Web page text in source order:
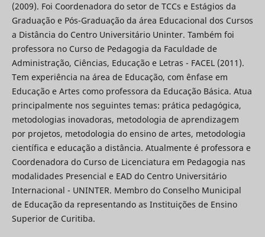
(2009). Foi Coordenadora do setor de TCCs e Estágios da
Graduação e Pós-Graduação da área Educacional dos Cursos
a Distância do Centro Universitário Uninter. Também foi
professora no Curso de Pedagogia da Faculdade de
Administração, Ciências, Educação e Letras - FACEL (2011).
Tem experiência na área de Educação, com ênfase em
Educação e Artes como professora da Educação Básica. Atua
principalmente nos seguintes temas: prática pedagógica,
metodologias inovadoras, metodologia de aprendizagem
por projetos, metodologia do ensino de artes, metodologia
científica e educação a distância. Atualmente é professora e
Coordenadora do Curso de Licenciatura em Pedagogia nas
modalidades Presencial e EAD do Centro Universitário
Internacional - UNINTER. Membro do Conselho Municipal
de Educação da representando as Instituições de Ensino
Superior de Curitiba.